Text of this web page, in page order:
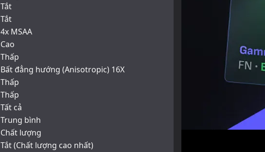
Tắt
Tắt
4x MSAA
Cao
Thấp
Bất đẳng hướng (Anisotropic) 16X
Thấp
Thấp
Tất cả
Trung bình
Chất lượng
Tắt (Chất lượng cao nhất)